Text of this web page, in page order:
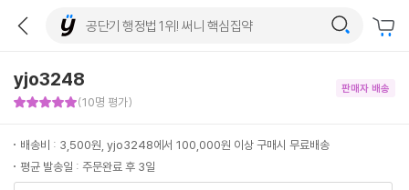
yjo3248
(10명 평가)
판매자 배송
배송비 : 3,500원, yjo3248에서 100,000원 이상 구매시 무료배송
평균 발송일 : 주문완료 후 3일